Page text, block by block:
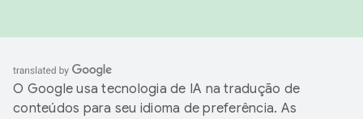
O Google usa tecnologia de IA na tradução de
conteúdos para seu idioma de preferência. As